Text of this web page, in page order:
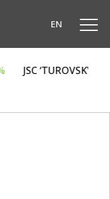
EN
JSC ‘TUROVSKY